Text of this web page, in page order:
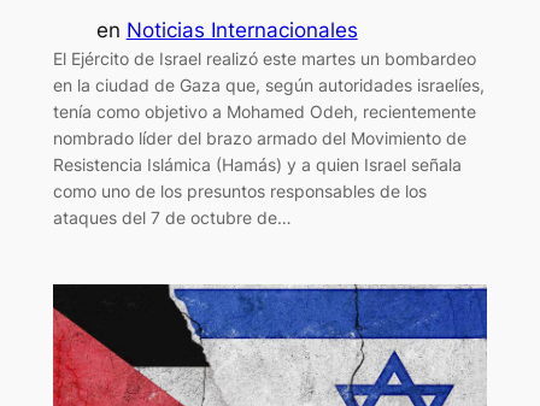
en Noticias Internacionales
El Ejército de Israel realizó este martes un bombardeo
en la ciudad de Gaza que, según autoridades israelíes,
tenía como objetivo a Mohamed Odeh, recientemente
nombrado líder del brazo armado del Movimiento de
Resistencia Islámica (Hamás) y a quien Israel señala
como uno de los presuntos responsables de los
ataques del 7 de octubre de…